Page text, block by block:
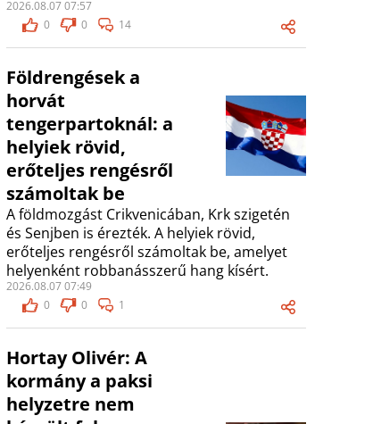
2026.08.07 07:57
0
0 14
Földrengések a
horvát
tengerpartoknál: a
helyiek rövid,
erőteljes rengésről
számoltak be
A földmozgást Crikvenicában, Krk szigetén
és Senjben is érezték. A helyiek rövid,
erőteljes rengésről számoltak be, amelyet
helyenként robbanásszerű hang kísért.
2026.08.07 07:49
0
0 1
Hortay Olivér: A
kormány a paksi
helyzetre nem